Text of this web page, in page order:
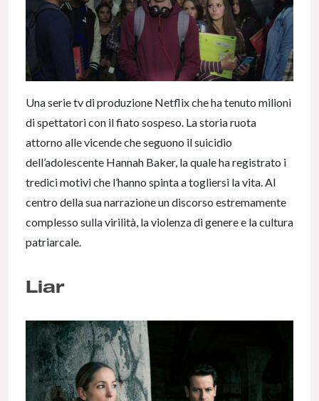
Una serie tv di produzione Netflix che ha tenuto milioni
di spettatori con il fiato sospeso. La storia ruota
attorno alle vicende che seguono il suicidio
dell’adolescente Hannah Baker, la quale ha registrato i
tredici motivi che l’hanno spinta a togliersi la vita. Al
centro della sua narrazione un discorso estremamente
complesso sulla virilità, la violenza di genere e la cultura
patriarcale.
Liar